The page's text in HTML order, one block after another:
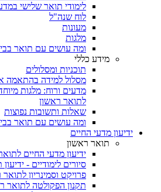
לימודי תואר שלישי
לוח שנה"ל
מעונות
מלגות
ומה עושים עם תואר
מידע כללי
תוכניות ומסלולים
מסלול למידה בהתאמה
מדעים ורוח: מלגות
לתואר ראשון
שאלות ותשובות נפוצות
ומה עושים עם תואר
ידיעון מדעי החיים
תואר ראשון
ידיעון מדעי החיים
סיורים לימודיים - ידיעון
פרויקט וסמינריון
תקנון הפקולטה לתואר